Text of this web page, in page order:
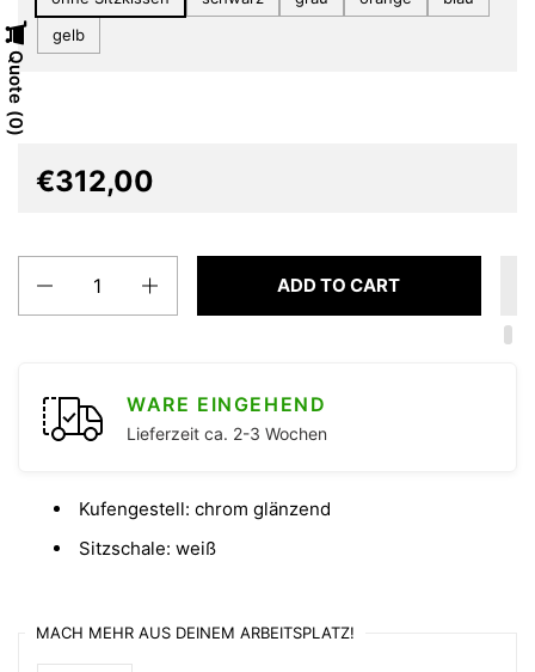
gelb
€312,00
ADD TO CART
WARE EINGEHEND
Lieferzeit ca. 2-3 Wochen
Kufengestell: chrom glänzend
Sitzschale: weiß
MACH MEHR AUS DEINEM ARBEITSPLATZ!
Quote
0